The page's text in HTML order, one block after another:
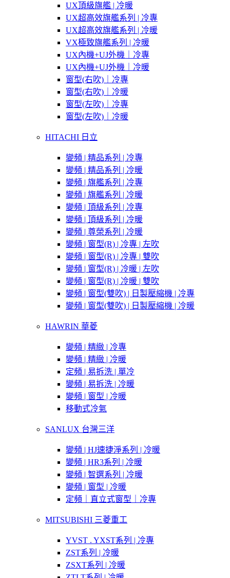
UX頂級旗艦 | 冷暖
UX超高效旗艦系列 | 冷專
UX超高效旗艦系列 | 冷暖
VX極致旗艦系列 | 冷暖
UX內機+UJ外機｜冷專
UX內機+UJ外機｜冷暖
窗型(右吹)｜冷專
窗型(右吹)｜冷暖
窗型(左吹)｜冷專
窗型(左吹)｜冷暖
HITACHI 日立
變頻 | 精品系列 | 冷專
變頻 | 精品系列 | 冷暖
變頻 | 旗艦系列 | 冷專
變頻 | 旗艦系列 | 冷暖
變頻 | 頂級系列 | 冷專
變頻 | 頂級系列 | 冷暖
變頻 | 尊榮系列 | 冷暖
變頻 | 窗型(R) | 冷專 | 左吹
變頻 | 窗型(R) | 冷專 | 雙吹
變頻 | 窗型(R) | 冷暖 | 左吹
變頻 | 窗型(R) | 冷暖 | 雙吹
變頻 | 窗型(雙吹) | 日製壓縮機 | 冷專
變頻 | 窗型(雙吹) | 日製壓縮機 | 冷暖
HAWRIN 華菱
變頻 | 精緻 | 冷專
變頻 | 精緻 | 冷暖
定頻 | 易拆洗 | 單冷
變頻 | 易拆洗 | 冷暖
變頻 | 窗型 | 冷暖
移動式冷氣
SANLUX 台灣三洋
變頻 | HJ速捷淨系列 | 冷暖
變頻 | HR3系列 | 冷暖
變頻 | 智選系列 | 冷暖
變頻 | 窗型 | 冷暖
定頻｜直立式窗型｜冷專
MITSUBISHI 三菱重工
YVST . YXST系列 | 冷專
ZST系列 | 冷暖
ZSXT系列 | 冷暖